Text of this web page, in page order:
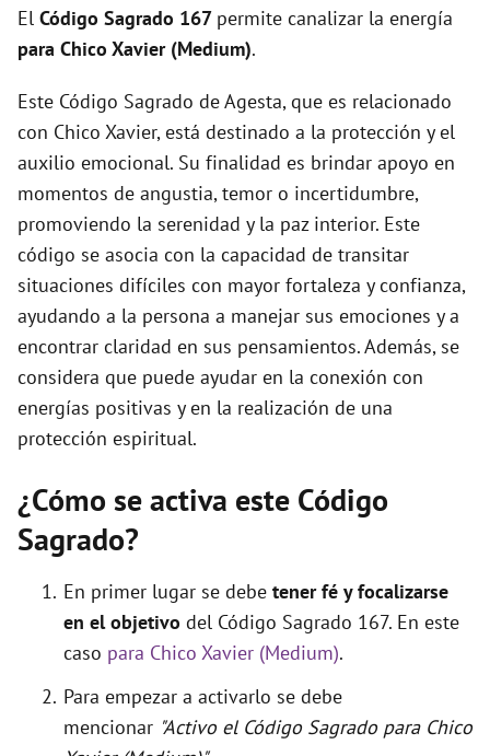
i
e
o
El Código Sagrado 167 permite canalizar la energía
para Chico Xavier (Medium).
Este Código Sagrado de Agesta, que es relacionado
con Chico Xavier, está destinado a la protección y el
auxilio emocional. Su finalidad es brindar apoyo en
momentos de angustia, temor o incertidumbre,
promoviendo la serenidad y la paz interior. Este
código se asocia con la capacidad de transitar
situaciones difíciles con mayor fortaleza y confianza,
ayudando a la persona a manejar sus emociones y a
encontrar claridad en sus pensamientos. Además, se
considera que puede ayudar en la conexión con
energías positivas y en la realización de una
protección espiritual.
¿Cómo se activa este Código
Sagrado?
En primer lugar se debe tener fé y focalizarse
en el objetivo del Código Sagrado 167. En este
caso para Chico Xavier (Medium).
Para empezar a activarlo se debe
mencionar "Activo el Código Sagrado para Chico